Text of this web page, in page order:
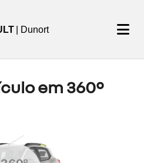
| Dunort
em 360°